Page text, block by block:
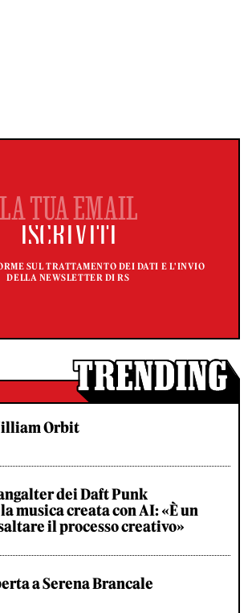
SUL TRATTAMENTO DEI DATI E L'INVIO
DELLA NEWSLETTER DI RS
Orbit
dei Daft Punk
musica creata con AI: «È un
il processo creativo»
a Serena Brancale